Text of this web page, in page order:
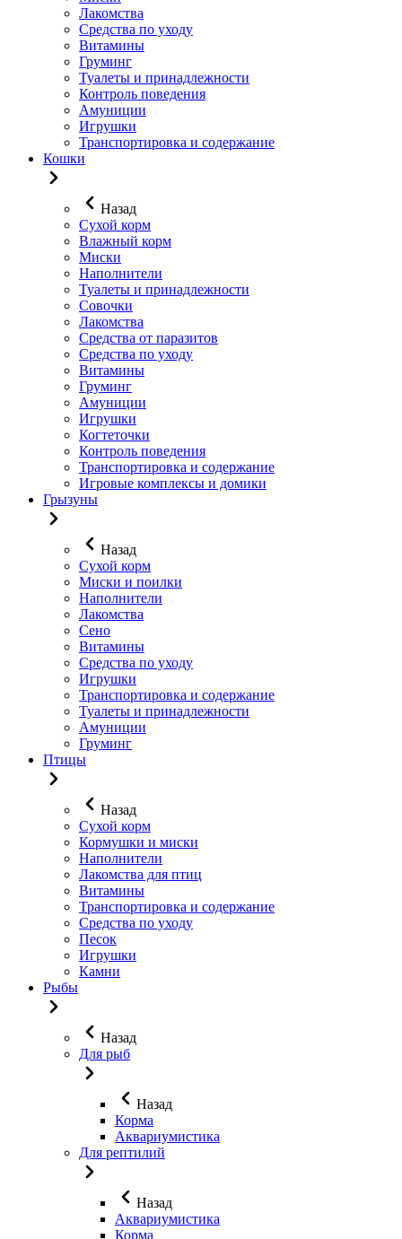
Лакомства
Средства по уходу
Витамины
Груминг
Туалеты и принадлежности
Контроль поведения
Амуниции
Игрушки
Транспортировка и содержание
Кошки
Назад
Сухой корм
Влажный корм
Миски
Наполнители
Туалеты и принадлежности
Совочки
Лакомства
Средства от паразитов
Средства по уходу
Витамины
Груминг
Амуниции
Игрушки
Когтеточки
Контроль поведения
Транспортировка и содержание
Игровые комплексы и домики
Грызуны
Назад
Сухой корм
Миски и поилки
Наполнители
Лакомства
Сено
Витамины
Средства по уходу
Игрушки
Транспортировка и содержание
Туалеты и принадлежности
Амуниции
Груминг
Птицы
Назад
Сухой корм
Кормушки и миски
Наполнители
Лакомства для птиц
Витамины
Транспортировка и содержание
Средства по уходу
Песок
Игрушки
Камни
Рыбы
Назад
Для рыб
Назад
Корма
Аквариумистика
Для рептилий
Назад
Аквариумистика
Корма